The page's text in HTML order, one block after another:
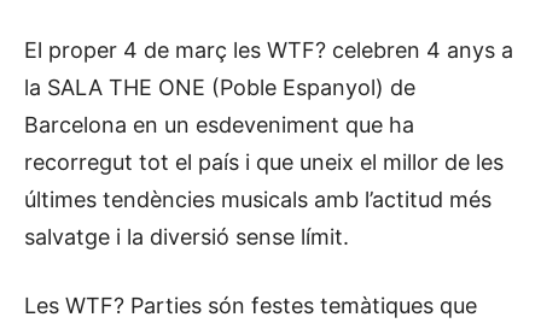
El proper 4 de març les WTF? celebren 4 anys a
la SALA THE ONE (Poble Espanyol) de
Barcelona en un esdeveniment que ha
recorregut tot el país i que uneix el millor de les
últimes tendències musicals amb l’actitud més
salvatge i la diversió sense límit.
Les WTF? Parties són festes temàtiques que